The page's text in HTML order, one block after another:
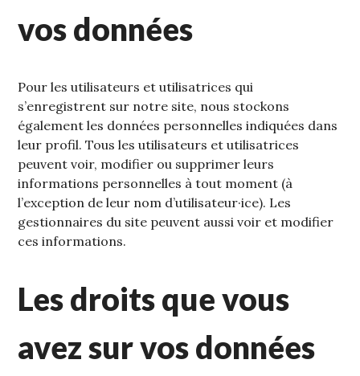
vos données
Pour les utilisateurs et utilisatrices qui
s’enregistrent sur notre site, nous stockons
également les données personnelles indiquées dans
leur profil. Tous les utilisateurs et utilisatrices
peuvent voir, modifier ou supprimer leurs
informations personnelles à tout moment (à
l’exception de leur nom d’utilisateur·ice). Les
gestionnaires du site peuvent aussi voir et modifier
ces informations.
Les droits que vous
avez sur vos données